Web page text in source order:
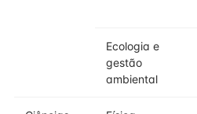
Ecologia e
gestão
ambiental